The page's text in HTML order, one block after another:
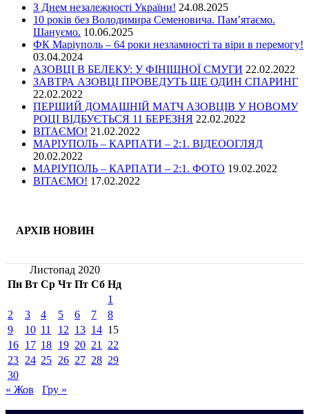
З Днем незалежності України! 24.08.2025
10 років без Володимира Семеновича. Пам’ятаємо.
Шануємо. 10.06.2025
ФК Маріуполь – 64 роки незламності та віри в перемогу!
03.04.2024
АЗОВЦІ В БЕЛЕКУ: У ФІНІШНОЇ СМУГИ 22.02.2022
ЗАВТРА АЗОВЦІ ПРОВЕДУТЬ ЩЕ ОДИН СПАРИНГ
22.02.2022
ПЕРШИЙ ДОМАШНІЙ МАТЧ АЗОВЦІВ У НОВОМУ
РОЦІ ВІДБУЄТЬСЯ 11 БЕРЕЗНЯ 22.02.2022
ВІТАЄМО! 21.02.2022
МАРІУПОЛЬ – КАРПАТИ – 2:1. ВІДЕООГЛЯД
20.02.2022
МАРІУПОЛЬ – КАРПАТИ – 2:1. ФОТО 19.02.2022
ВІТАЄМО! 17.02.2022
АРХІВ НОВИН
Листопад 2020
Пн Вт Ср Чт Пт Сб Нд
1
2
3 4 5 6 7
8
9
10 11 12 13 14 15
16 17 18 19 20 21
22
23 24 25 26 27 28 29
30
« Жов
Гру »